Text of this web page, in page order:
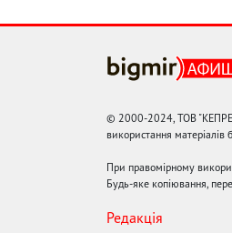
© 2000-2024, ТОВ
використання
При правомірному
Будь-яке копіювання,
Редакція